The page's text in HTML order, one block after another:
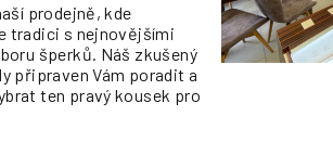
prodejně, kde
tradici s nejnovějšími
šperků. Náš zkušený
připraven Vám poradit a
ten pravý kousek pro